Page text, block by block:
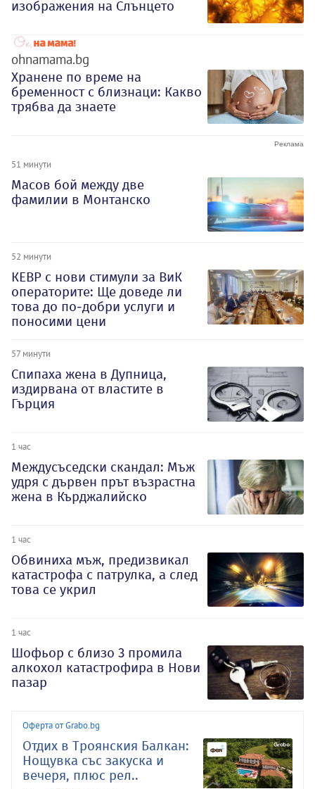
изображения на Слънцето
ohnamama.bg
Хранене по време на
бременност с близнаци: Какво
трябва да знаете
51 минути
Масов бой между две
фамилии в Монтанско
52 минути
КЕВР с нови стимули за ВиК
операторите: Ще доведе ли
това до по-добри услуги и
поносими цени
57 минути
Спипаха жена в Дупница,
издирвана от властите в
Гърция
1 час
Междусъседски скандал: Мъж
удря с дървен прът възрастна
жена в Кърджалийско
1 час
Обвиниха мъж, предизвикал
катастрофа с патрулка, а след
това се укрил
1 час
Шофьор с близо 3 промила
алкохол катастрофира в Нови
пазар
Оферта от Grabo.bg
Отдих в Троянския Балкан:
Нощувка със закуска и
вечеря, плюс рел..